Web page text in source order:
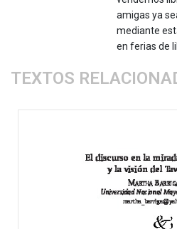
amigas ya
mediante
en ferias de
TEXTOS